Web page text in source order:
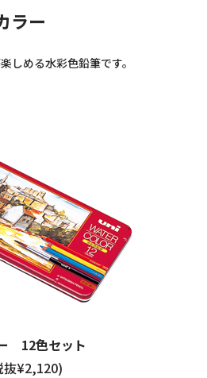
ラー
しめる水彩色鉛筆です。
12色セット
抜¥2,120)